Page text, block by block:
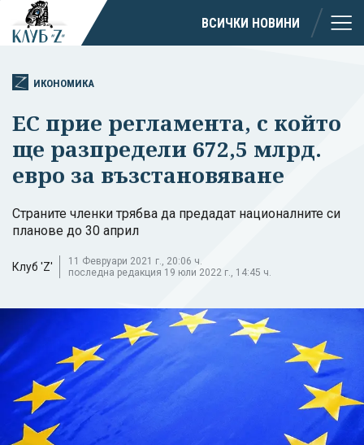
ВСИЧКИ НОВИНИ
ИКОНОМИКА
ЕС прие регламента, с който
ще разпредели 672,5 млрд.
евро за възстановяване
Страните членки трябва да предадат националните си
планове до 30 април
Клуб 'Z'
11 Февруари 2021 г., 20:06 ч.
последна редакция 19 юли 2022 г., 14:45 ч.